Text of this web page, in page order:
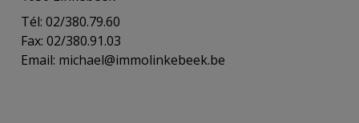
Tél: 02/380.79.60
Fax: 02/380.91.03
Email: michael@immolinkebeek.be